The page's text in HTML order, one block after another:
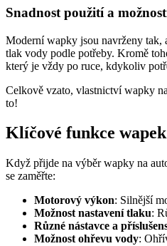
Snadnost použití a
Moderní wapky jsou navrženy tak,
tlak vody podle potřeby. Kromě
který je vždy po ruce, kdykoliv
Celkově vzato, vlastnictví wapky
to!
Klíčové funkce
Když přijde na výběr wapky na
se zaměřte:
Motorový výkon: Silnější
Možnost nastavení tlaku:
Různé nástavce a
Možnost ohřevu vody: